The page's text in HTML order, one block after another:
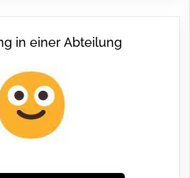
in einer Abteilung